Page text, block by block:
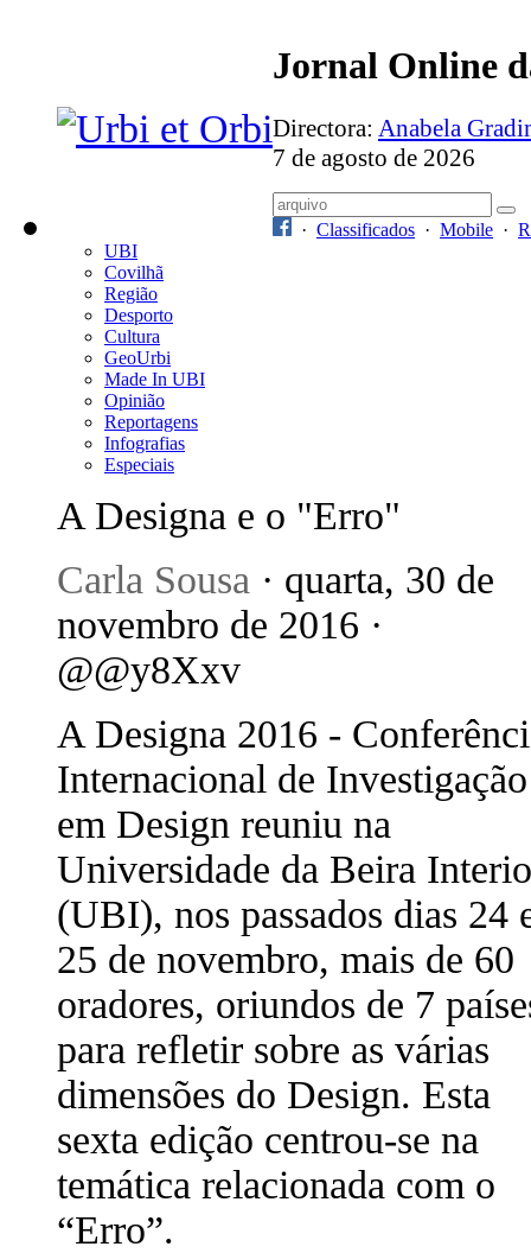
Jornal Online
Directora: Anabela
7 de agosto de 2026
· Classificados · Mobile ·
UBI
Covilhã
Região
Desporto
Cultura
GeoUrbi
Made In UBI
Opinião
Reportagens
Infografias
Especiais
A Designa e o "Erro"
Carla Sousa · quarta, 30 de
novembro de 2016 ·
@@y8Xxv
A Designa 2016 -
Internacional de Investigação
em Design reuniu na
Universidade da Beira
(UBI), nos passados dias 24
25 de novembro, mais de 60
oradores, oriundos de 7
para refletir sobre as várias
dimensões do Design. Esta
sexta edição centrou-se na
temática relacionada com o
“Erro”.